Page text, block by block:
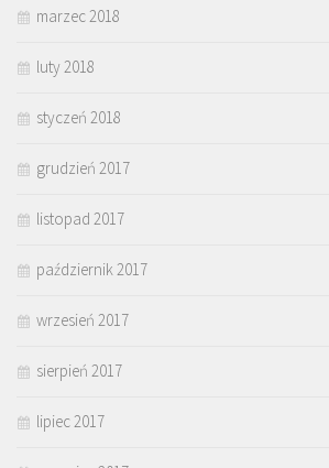
marzec 2018
luty 2018
styczeń 2018
grudzień 2017
listopad 2017
październik 2017
wrzesień 2017
sierpień 2017
lipiec 2017